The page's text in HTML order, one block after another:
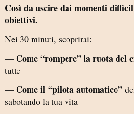
Così da uscire dai momenti
obiettivi.
Nei 30 minuti, scoprirai:
— Come “rompere” la ruota del
tutte
— Come il “pilota automatico”
sabotando la tua vita